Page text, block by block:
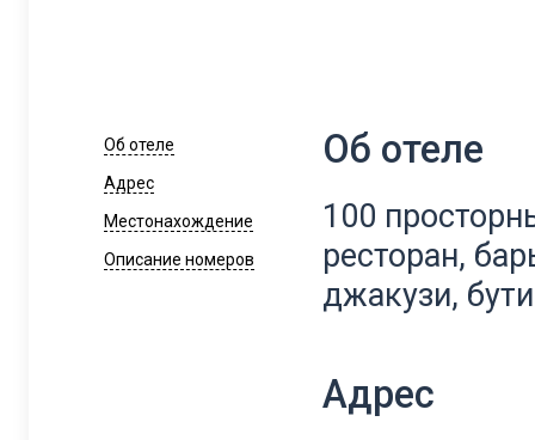
Об отеле
Адрес
Местонахождение
Описание номеров
Об отеле
100
ресторан,
джакузи,
Адрес